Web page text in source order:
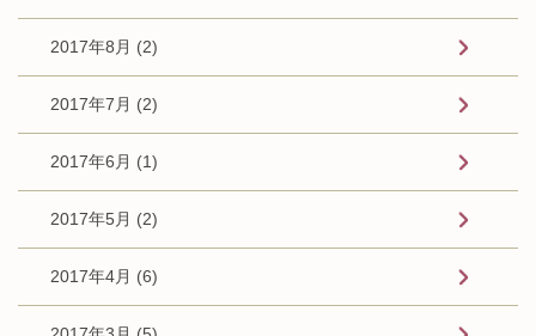
2017年8月 (2)
2017年7月 (2)
2017年6月 (1)
2017年5月 (2)
2017年4月 (6)